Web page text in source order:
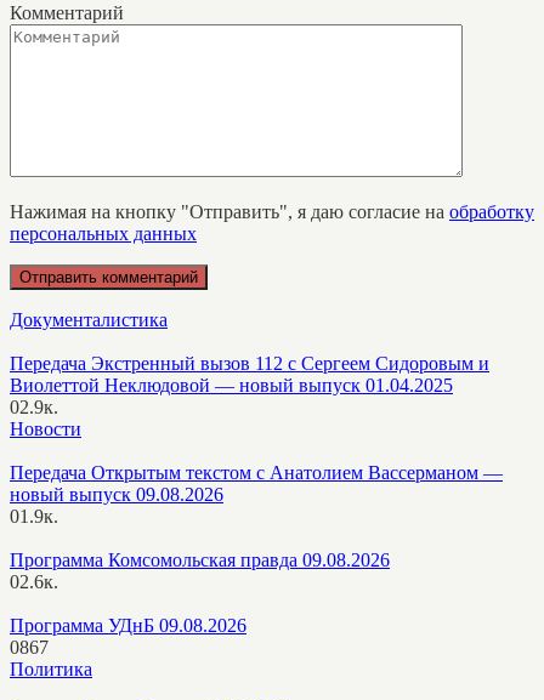
Комментарий
Нажимая на кнопку "Отправить", я даю согласие на обработку
персональных данных
Документалистика
Передача Экстренный вызов 112 с Сергеем Сидоровым и
Виолеттой Неклюдовой — новый выпуск 01.04.2025
02.9к.
Новости
Передача Открытым текстом с Анатолием Вассерманом —
новый выпуск 09.08.2026
01.9к.
Программа Комсомольская правда 09.08.2026
02.6к.
Программа УДнБ 09.08.2026
0867
Политика